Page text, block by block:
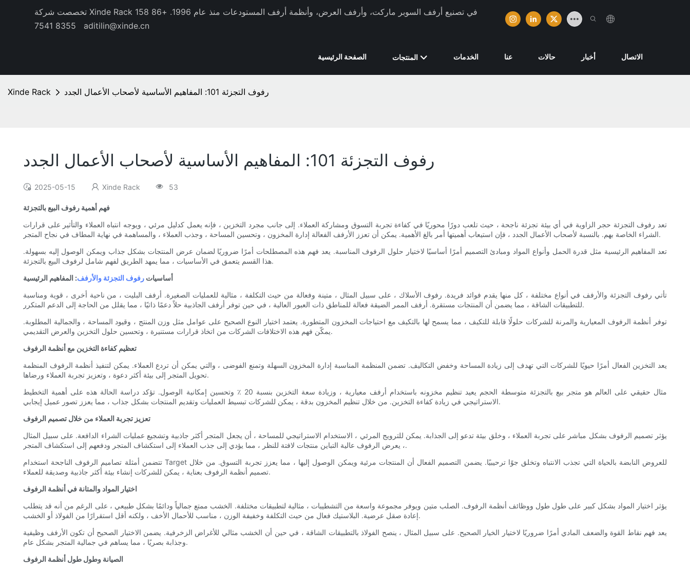
تخصصت شركة Xinde Rack في تصنيع أرفف السوبر ماركت، وأرفف العرض، وأنظمة أرفف المستودعات منذ عام 1996.
+86 158
8355 7541
aditilin@xinde.cn
الصفحة الرئيسية المنتجات الخدمات عنا حالات أخبار الاتصال
Xinde Rack رفوف التجزئة 101: المفاهيم الأساسية لأصحاب الأعمال الجدد
رفوف التجزئة 101: المفاهيم الأساسية لأصحاب الأعمال الجدد
2025-05-15 Xinde Rack 53
فهم أهمية رفوف البيع بالتجزئة
تعد رفوف التجزئة حجر الزاوية في أي بيئة تجزئة ناجحة ، حيث تلعب دورًا محوريًا في كفاءة تجربة التسوق ومشاركة العملاء. إلى جانب مجرد التخزين ، فإنه يعمل كدليل مرئي ، ويوجه انتباه العملاء والتأثير على قرارات
الشراء الخاصة بهم. بالنسبة لأصحاب الأعمال الجدد ، فإن استيعاب أهميتها أمر بالغ الأهمية. يمكن أن تعزز الأرفف الفعالة إدارة المخزون ، وتحسين المساحة ، وجذب العملاء ، والمساهمة في نهاية المطاف في نجاح المتجر.
تعد المفاهيم الرئيسية مثل قدرة الحمل وأنواع المواد ومبادئ التصميم أمرًا أساسيًا لاختيار حلول الرفوف المناسبة. يعد فهم هذه المصطلحات أمرًا ضروريًا لضمان عرض المنتجات بشكل جذاب ويمكن الوصول إليه بسهولة.
هذا القسم يتعمق في الأساسيات ، مما يمهد الطريق لفهم شامل لرفوف البيع بالتجزئة.
أساسيات رفوف التجزئة والأرفف: المفاهيم الرئيسية
تأتي رفوف التجزئة والأرفف في أنواع مختلفة ، كل منها يقدم فوائد فريدة. رفوف الأسلاك ، على سبيل المثال ، متينة وفعالة من حيث التكلفة ، مثالية للعمليات الصغيرة. أرفف البليت ، من ناحية أخرى ، قوية ومناسبة
للتطبيقات الشاقة ، مما يضمن أن المنتجات مستقرة. أرفف الممر الضيقة فعالة للمناطق ذات العبور العالية ، في حين توفر أرفف الجاذبية حلاً دعمًا ذاتيًا ، مما يقلل من الحاجة إلى الدعم المتكرر.
توفر أنظمة الرفوف المعيارية والمرنة للشركات حلولًا قابلة للتكيف ، مما يسمح لها بالتكيف مع احتياجات المخزون المتطورة. يعتمد اختيار النوع الصحيح على عوامل مثل وزن المنتج ، وقيود المساحة ، والجمالية المطلوبة.
يمكّن فهم هذه الاختلافات الشركات من اتخاذ قرارات مستنيرة ، وتحسين حلول التخزين والعرض التقديمي.
تعظيم كفاءة التخزين مع أنظمة الرفوف
يعد التخزين الفعال أمرًا حيويًا للشركات التي تهدف إلى زيادة المساحة وخفض التكاليف. تضمن المنظمة المناسبة إدارة المخزون السهلة وتمنع الفوضى ، والتي يمكن أن تردع العملاء. يمكن لتنفيذ أنظمة الرفوف المنظمة
تحويل المتجر إلى بيئة أكثر دعوة ، وتعزيز تجربة العملاء ورضاها.
مثال حقيقي على العالم هو متجر بيع بالتجزئة متوسطة الحجم يعيد تنظيم مخزونه باستخدام أرفف معيارية ، وزيادة سعة التخزين بنسبة 20 ٪ وتحسين إمكانية الوصول. تؤكد دراسة الحالة هذه على أهمية التخطيط
الاستراتيجي في زيادة كفاءة التخزين. من خلال تنظيم المخزون بدقة ، يمكن للشركات تبسيط العمليات وتقديم المنتجات بشكل جذاب ، مما يعزز تصور عميل إيجابي.
تعزيز تجربة العملاء من خلال تصميم الرفوف
يؤثر تصميم الرفوف بشكل مباشر على تجربة العملاء ، وخلق بيئة تدعو إلى الجذابة. يمكن للترويج المرئي ، الاستخدام الاستراتيجي للمساحة ، أن يجعل المتجر أكثر جاذبية وتشجيع عمليات الشراء الدافعة. على سبيل المثال
، يعرض الرفوف عالية التباين منتجات لافتة للنظر ، مما يؤدي إلى جذب العملاء إلى استكشاف المتجر ودفعهم إلى استكشاف المتجر.
تتضمن أمثلة تصاميم الرفوف الناجحة استخدام Target للعروض النابضة بالحياة التي تجذب الانتباه وتخلق جوًا ترحيبيًا. يضمن التصميم الفعال أن المنتجات مرئية ويمكن الوصول إليها ، مما يعزز تجربة التسوق. من خلال
تصميم أنظمة الرفوف بعناية ، يمكن للشركات إنشاء بيئة أكثر جاذبية وصديقة للعملاء.
اختيار المواد والمتانة في أنظمة الرفوف
يؤثر اختيار المواد بشكل كبير على طول طول ووظائف أنظمة الرفوف. الصلب متين ويوفر مجموعة واسعة من التشطيبات ، مثالية لتطبيقات مختلفة. الخشب ممتع جمالياً ودائمًا بشكل طبيعي ، على الرغم من أنه قد يتطلب
إعادة صقل عرضية. البلاستيك فعال من حيث التكلفة وخفيفة الوزن ، مناسب للأحمال الأخف ، ولكنه أقل استقرارًا من الفولاذ أو الخشب.
يعد فهم نقاط القوة والضعف المادي أمرًا ضروريًا لاختيار الخيار الصحيح. على سبيل المثال ، ينصح الفولاذ بالتطبيقات الشاقة ، في حين أن الخشب مثالي للأغراض الزخرفية. يضمن الاختيار الصحيح أن تكون الأرفف وظيفية
وجذابة بصريًا ، مما يساهم في جمالية المتجر بشكل عام.
الصيانة وطول طول أنظمة الرفوف